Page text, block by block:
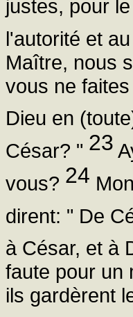
justes, pour
l'autorité et
Maître, nous
vous ne
Dieu en
César? " 23
vous? 24
dirent: " De
à César, et à
faute pour un
ils gardèrent